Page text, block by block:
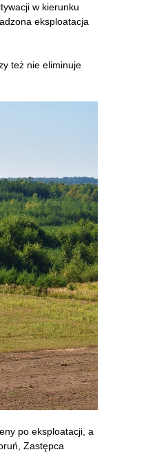
w kierunku
eksploatacja
też nie eliminuje
po eksploatacji, a
Zastępca